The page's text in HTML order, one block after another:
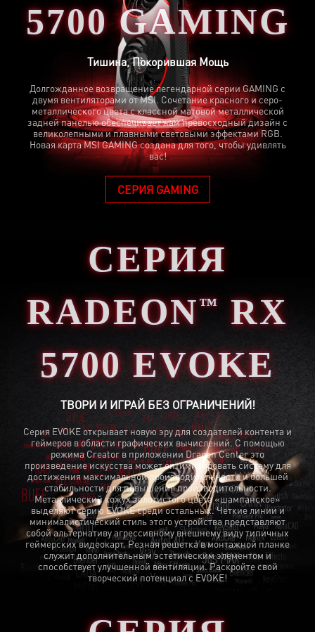
5700 GAMING
Тишина, Покорившая Мощь
Долгожданное возвращение легендарной серии GAMING с
двумя вентиляторами от MSI. Сочетание красного и серо-
металлического цвета с классной матовой металлической
задней панелью обеспечивает нам превосходный дизайн с
великолепными и плавными световыми эффектами RGB.
Новая карта MSI GAMING создана для того, чтобы удивлять
вас!
СЕРИЯ GAMING
СЕРИЯ
RADEON™
RX
5700 EVOKE
ТВОРИ И ИГРАЙ БЕЗ ОГРАНИЧЕНИЙ!
Серия EVOKE открывает новую эру для создателей контента и
геймеров в области графических вычислений. С помощью
режима Creator в приложении Dragon Center это
произведение искусства может оптимизировать систему для
достижения максимальной производительности и большей
стабильности для повышения производительности.
Металлический кожух золотистого цвета «шампанское»
выделяют серию EVOKE среди остальных. Четкие линии и
минималистический стиль этого устройства представляют
собой альтернативу агрессивному внешнему виду типичных
геймерских видеокарт. Резная решетка в монтажной планке
служит дополнительным эстетическим элементом и
способствует улучшенной вентиляции. Раскройте свой
творческий потенциал с EVOKE!